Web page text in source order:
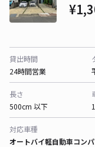
貸出時間
24時間営業
長さ
500cm 以下
対応車種
オートバイ軽自動車コン